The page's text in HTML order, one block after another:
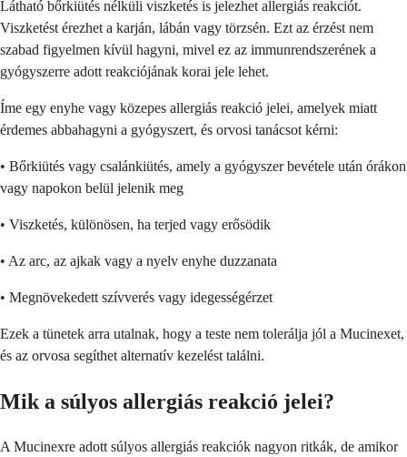
Látható bőrkiütés nélküli viszketés is jelezhet allergiás reakciót.
Viszketést érezhet a karján, lábán vagy törzsén. Ezt az érzést nem
szabad figyelmen kívül hagyni, mivel ez az immunrendszerének a
gyógyszerre adott reakciójának korai jele lehet.
Íme egy enyhe vagy közepes allergiás reakció jelei, amelyek miatt
érdemes abbahagyni a gyógyszert, és orvosi tanácsot kérni:
• Bőrkiütés vagy csalánkiütés, amely a gyógyszer bevétele után órákon
vagy napokon belül jelenik meg
• Viszketés, különösen, ha terjed vagy erősödik
• Az arc, az ajkak vagy a nyelv enyhe duzzanata
• Megnövekedett szívverés vagy idegességérzet
Ezek a tünetek arra utalnak, hogy a teste nem tolerálja jól a Mucinexet,
és az orvosa segíthet alternatív kezelést találni.
Mik a súlyos allergiás reakció jelei?
A Mucinexre adott súlyos allergiás reakciók nagyon ritkák, de amikor